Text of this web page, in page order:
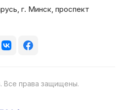
г. Минск, проспект
Все права защищены.